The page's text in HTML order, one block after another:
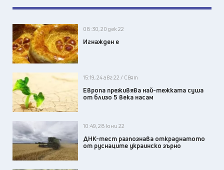
08:30, 20 дек 22
Игнажден е
15:19, 24 авг 22 / Свят
Европа преживява най-тежката суша
от близо 5 века насам
10:49, 28 юни 22
ДНК-тест разпознава откраднатото
от руснаците украинско зърно